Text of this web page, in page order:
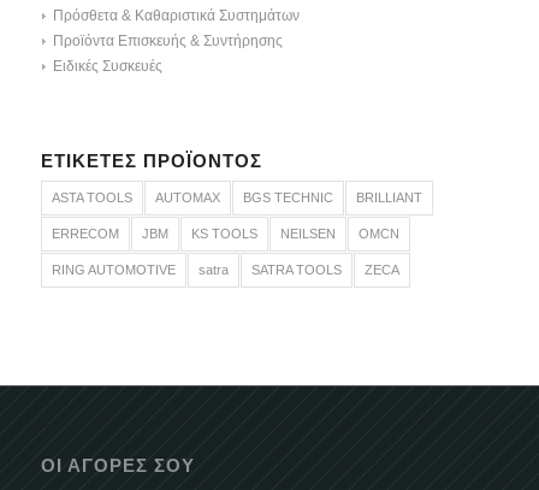
Πρόσθετα & Καθαριστικά Συστημάτων
Προϊόντα Επισκευής & Συντήρησης
Ειδικές Συσκευές
ΕΤΙΚΈΤΕΣ ΠΡΟΪΌΝΤΟΣ
ASTA TOOLS AUTOMAX BGS TECHNIC BRILLIANT
ERRECOM JBM KS TOOLS NEILSEN OMCN
RING AUTOMOTIVE satra SATRA TOOLS ZECA
ΟΙ ΑΓΟΡΈΣ ΣΟΥ